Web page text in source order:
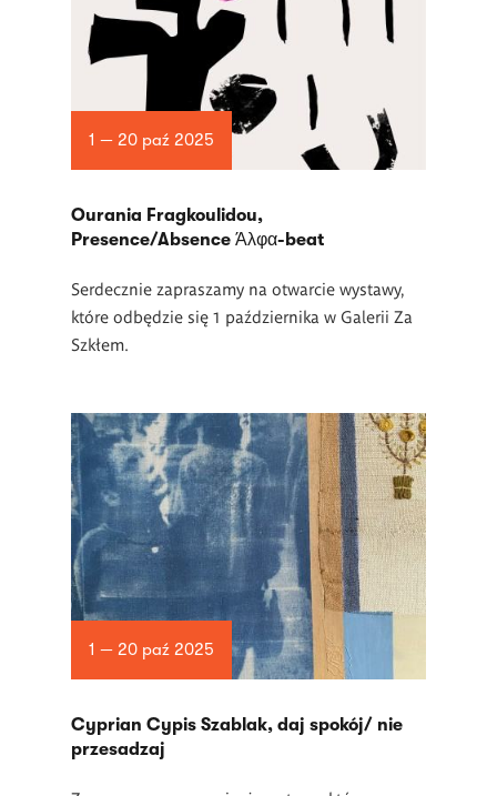
1 — 20 paź 2025
Ourania Fragkoulidou,
Presence/Absence Άλφα-beat
Serdecznie zapraszamy na otwarcie wystawy,
które odbędzie się 1 października w Galerii Za
Szkłem.
1 — 20 paź 2025
Cyprian Cypis Szablak, daj spokój/ nie
przesadzaj